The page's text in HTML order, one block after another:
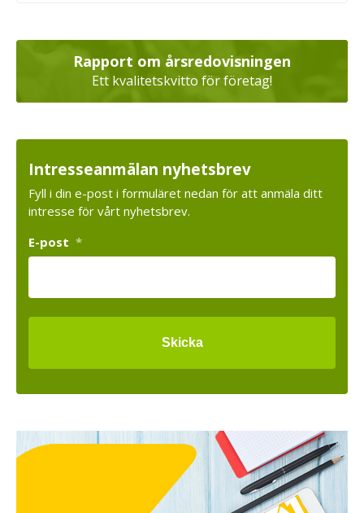
Rapport om årsredovisningen
Ett kvalitetskvitto för företag!
Intresseanmälan nyhetsbrev
Fyll i din e-post i formuläret nedan för att anmäla ditt
intresse för vårt nyhetsbrev.
E-post *